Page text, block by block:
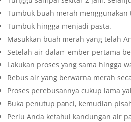
Tumbuk buah merah
Tumbuk hingga menjadi pasta.
Masukkan buah merah yang telah
Setelah air dalam ember pertama
Lakukan proses yang sama hingga
Rebus air yang berwarna merah
Proses perebusannya cukup lama
Buka penutup panci, kemudian
Perlu Anda ketahui kandungan air